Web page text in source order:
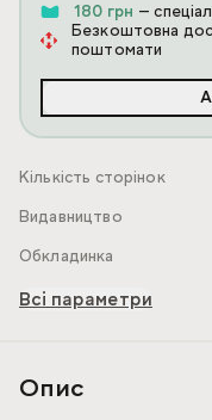
180 грн —
Безкоштовна
поштомати
Кількість сторінок
Видавництво
Обкладинка
Всі параметри
Опис